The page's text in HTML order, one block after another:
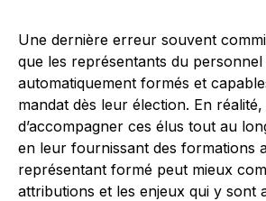
Une dernière erreur souvent
que les représentants du
automatiquement formés et
mandat dès leur élection. En
d’accompagner ces élus tout au
en leur fournissant des formations
représentant formé peut mieux
attributions et les enjeux qui y sont